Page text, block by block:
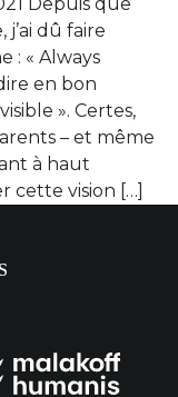
j’ai dû faire
: « Always
en bon
». Certes,
– et même
à haut
cette vision […]